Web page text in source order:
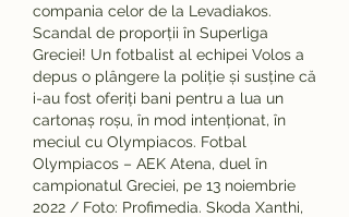
compania celor de la Levadiakos.
Scandal de proporții în Superliga
Greciei! Un fotbalist al echipei Volos a
depus o plângere la poliție și susține că
i-au fost oferiți bani pentru a lua un
cartonaș roșu, în mod intenționat, în
meciul cu Olympiacos. Fotbal
Olympiacos – AEK Atena, duel în
campionatul Greciei, pe 13 noiembrie
2022 / Foto: Profimedia. Skoda Xanthi,